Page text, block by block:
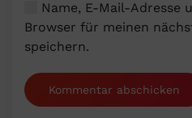
Name, E-Mail-Adresse
Browser für meinen
speichern.
Kommentar abschicken